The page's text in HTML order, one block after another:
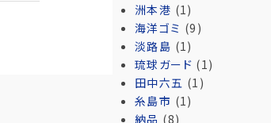
洲本港 (1)
海洋ゴミ (9)
淡路島 (1)
琉球ガード (1)
田中六五 (1)
糸島市 (1)
納品 (8)